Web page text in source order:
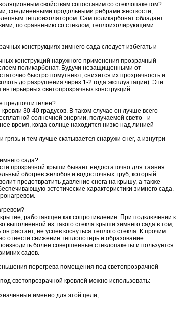
свойствам сопоставим со стеклопакетом?
соединенными продольными ребрами жесткости,
теплоизолятором. Сам поликарбонат обладает
по сравнению со стеклом, теплоизолирующими
конструкциях зимнего сада следует избегать и
конструкций наружного применения прозрачный
поликарбонат. Будучи незащищенными от
быстро помутнеют, снизится их прозрачность и
до разрушения через 1-2 года эксплуатации). Эти
светопрозрачных конструкций.
предпочтителен?
30-40 градусов. В таком случае он лучше всего
солнечной энергии, получаемой свето– и
время, когда солнце находится низко над линией
и тем лучше скатывается снаружи снег, а изнутри —
сада?
прозрачной крыши бывает недостаточно для таяния
обогрев желобов и водосточных труб, который
предотвратить давление снега на крышу, а также
эстетические характеристики зимнего сада.
работающее как сопротивление. При подключении к
выполненной из такого стекла крыши зимнего сада в том,
растает, не успев коснуться теплого стекла. К прочим
отнести снижение теплопотерь и образование
более совершенные стеклопакеты и пользуется
садов.
перегрева помещения под светопрозрачной
светопрозрачной кровлей можно использовать:
именно для этой цели;